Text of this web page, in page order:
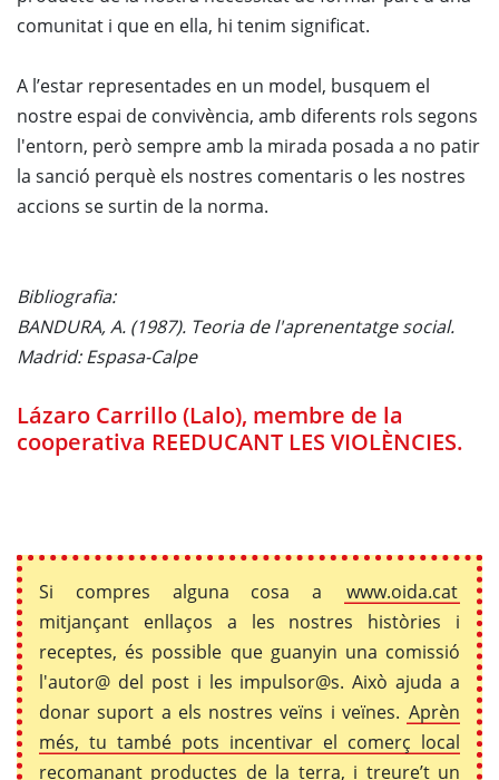
comunitat i que en ella, hi tenim significat.
A l’estar representades en un model, busquem el
nostre espai de convivència, amb diferents rols segons
l'entorn, però sempre amb la mirada posada a no patir
la sanció perquè els nostres comentaris o les nostres
accions se surtin de la norma.
Bibliografia:
BANDURA, A. (1987). Teoria de l'aprenentatge social.
Madrid: Espasa-Calpe
Lázaro Carrillo (Lalo), membre de la
cooperativa REEDUCANT LES VIOLÈNCIES.
Si compres alguna cosa a www.oida.cat
mitjançant enllaços a les nostres històries i
receptes, és possible que guanyin una comissió
l'autor@ del post i les impulsor@s. Això ajuda a
donar suport a els nostres veïns i veïnes. Aprèn
més, tu també pots incentivar el comerç local
recomanant productes de la terra, i treure’t un